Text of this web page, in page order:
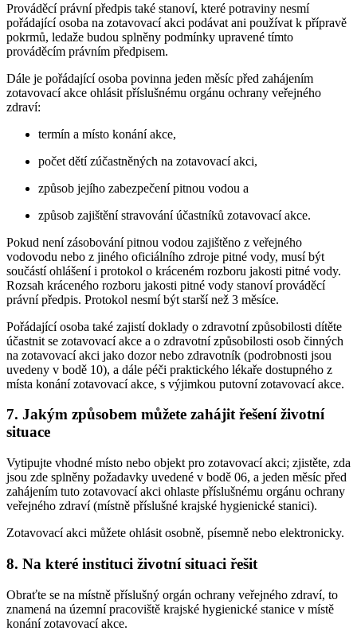
Prováděcí právní předpis také stanoví, které potraviny nesmí
pořádající osoba na zotavovací akci podávat ani používat k přípravě
pokrmů, ledaže budou splněny podmínky upravené tímto
prováděcím právním předpisem.
Dále je pořádající osoba povinna jeden měsíc před zahájením
zotavovací akce ohlásit příslušnému orgánu ochrany veřejného
zdraví:
termín a místo konání akce,
počet dětí zúčastněných na zotavovací akci,
způsob jejího zabezpečení pitnou vodou a
způsob zajištění stravování účastníků zotavovací akce.
Pokud není zásobování pitnou vodou zajištěno z veřejného
vodovodu nebo z jiného oficiálního zdroje pitné vody, musí být
součástí ohlášení i protokol o kráceném rozboru jakosti pitné vody.
Rozsah kráceného rozboru jakosti pitné vody stanoví prováděcí
právní předpis. Protokol nesmí být starší než 3 měsíce.
Pořádající osoba také zajistí doklady o zdravotní způsobilosti dítěte
účastnit se zotavovací akce a o zdravotní způsobilosti osob činných
na zotavovací akci jako dozor nebo zdravotník (podrobnosti jsou
uvedeny v bodě 10), a dále péči praktického lékaře dostupného z
místa konání zotavovací akce, s výjimkou putovní zotavovací akce.
7. Jakým způsobem můžete zahájit řešení životní
situace
Vytipujte vhodné místo nebo objekt pro zotavovací akci; zjistěte, zda
jsou zde splněny požadavky uvedené v bodě 06, a jeden měsíc před
zahájením tuto zotavovací akci ohlaste příslušnému orgánu ochrany
veřejného zdraví (místně příslušné krajské hygienické stanici).
Zotavovací akci můžete ohlásit osobně, písemně nebo elektronicky.
8. Na které instituci životní situaci řešit
Obraťte se na místně příslušný orgán ochrany veřejného zdraví, to
znamená na územní pracoviště krajské hygienické stanice v místě
konání zotavovací akce.